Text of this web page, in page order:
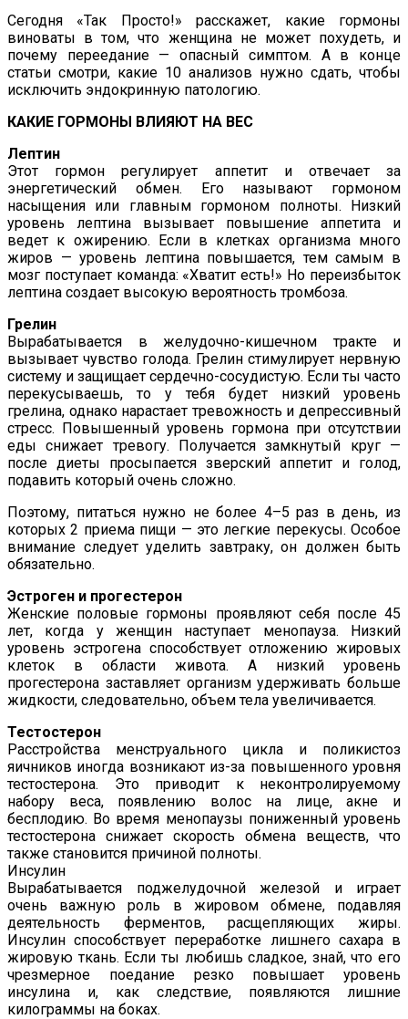
Сегодня «Так Просто!» расскажет, какие гормоны
виноваты в том, что женщина не может похудеть, и
почему переедание — опасный симптом. А в конце
статьи смотри, какие 10 анализов нужно сдать, чтобы
исключить эндокринную патологию.
КАКИЕ ГОРМОНЫ ВЛИЯЮТ НА ВЕС
Лептин
Этот гормон регулирует аппетит и отвечает за
энергетический обмен. Его называют гормоном
насыщения или главным гормоном полноты. Низкий
уровень лептина вызывает повышение аппетита и
ведет к ожирению. Если в клетках организма много
жиров — уровень лептина повышается, тем самым в
мозг поступает команда: «Хватит есть!» Но переизбыток
лептина создает высокую вероятность тромбоза.
Грелин
Вырабатывается в желудочно-кишечном тракте и
вызывает чувство голода. Грелин стимулирует нервную
систему и защищает сердечно-сосудистую. Если ты часто
перекусываешь, то у тебя будет низкий уровень
грелина, однако нарастает тревожность и депрессивный
стресс. Повышенный уровень гормона при отсутствии
еды снижает тревогу. Получается замкнутый круг —
после диеты просыпается зверский аппетит и голод,
подавить который очень сложно.
Поэтому, питаться нужно не более 4–5 раз в день, из
которых 2 приема пищи — это легкие перекусы. Особое
внимание следует уделить завтраку, он должен быть
обязательно.
Эстроген и прогестерон
Женские половые гормоны проявляют себя после 45
лет, когда у женщин наступает менопауза. Низкий
уровень эстрогена способствует отложению жировых
клеток в области живота. А низкий уровень
прогестерона заставляет организм удерживать больше
жидкости, следовательно, объем тела увеличивается.
Тестостерон
Расстройства менструального цикла и поликистоз
яичников иногда возникают из-за повышенного уровня
тестостерона. Это приводит к неконтролируемому
набору веса, появлению волос на лице, акне и
бесплодию. Во время менопаузы пониженный уровень
тестостерона снижает скорость обмена веществ, что
также становится причиной полноты.
Инсулин
Вырабатывается поджелудочной железой и играет
очень важную роль в жировом обмене, подавляя
деятельность ферментов, расщепляющих жиры.
Инсулин способствует переработке лишнего сахара в
жировую ткань. Если ты любишь сладкое, знай, что его
чрезмерное поедание резко повышает уровень
инсулина и, как следствие, появляются лишние
килограммы на боках.